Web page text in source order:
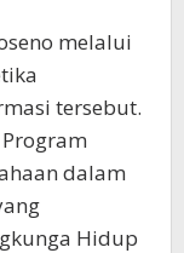
melalui
tersebut.
dalam
Hidup